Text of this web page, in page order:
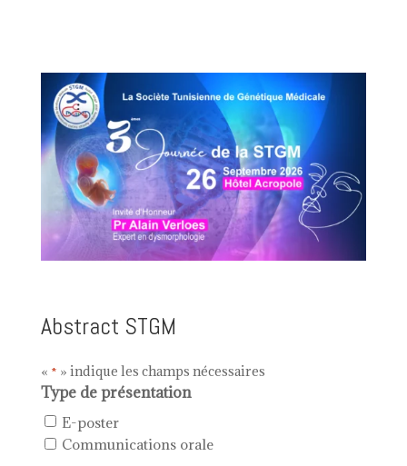
Abstract STGM
« * » indique les champs nécessaires
Type de présentation
E-poster
Communications orale